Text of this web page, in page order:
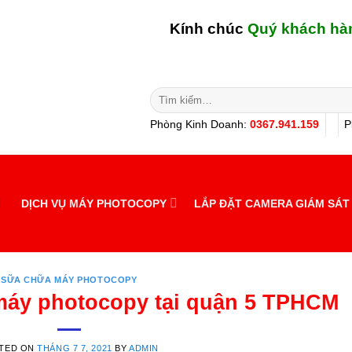
Kính chúcQuý khách hàng -
Tìm
kiếm:
Phòng Kinh Doanh: 0367.941.159
DỊCH VỤ MÁY PHOTOCOPY LẮP ĐẶT CAMERA GIÁM SÁT
SỮA CHỮA MÁY PHOTOCOPY
photocopy tại quận 5 TPHCM
ONTHÁNG 7 7, 2021 BY ADMIN